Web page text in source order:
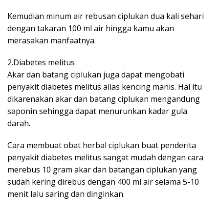
Kemudian minum air rebusan ciplukan dua kali sehari
dengan takaran 100 ml air hingga kamu akan
merasakan manfaatnya.
2.Diabetes melitus
Akar dan batang ciplukan juga dapat mengobati
penyakit diabetes melitus alias kencing manis. Hal itu
dikarenakan akar dan batang ciplukan mengandung
saponin sehingga dapat menurunkan kadar gula
darah.
Cara membuat obat herbal ciplukan buat penderita
penyakit diabetes melitus sangat mudah dengan cara
merebus 10 gram akar dan batangan ciplukan yang
sudah kering direbus dengan 400 ml air selama 5-10
menit lalu saring dan dinginkan.